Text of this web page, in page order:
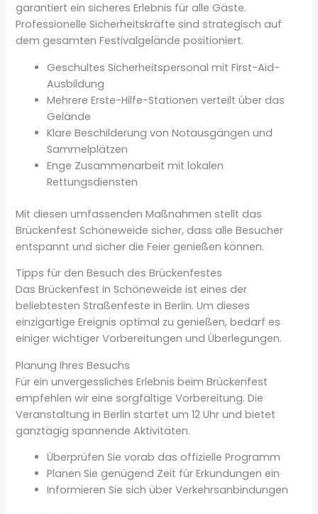
garantiert ein sicheres Erlebnis für alle Gäste.
Professionelle Sicherheitskräfte sind strategisch auf
dem gesamten Festivalgelände positioniert.
Geschultes Sicherheitspersonal mit First-Aid-
Ausbildung
Mehrere Erste-Hilfe-Stationen verteilt über das
Gelände
Klare Beschilderung von Notausgängen und
Sammelplätzen
Enge Zusammenarbeit mit lokalen
Rettungsdiensten
Mit diesen umfassenden Maßnahmen stellt das
Brückenfest Schöneweide sicher, dass alle Besucher
entspannt und sicher die Feier genießen können.
Tipps für den Besuch des Brückenfestes
Das Brückenfest in Schöneweide ist eines der
beliebtesten Straßenfeste in Berlin. Um dieses
einzigartige Ereignis optimal zu genießen, bedarf es
einiger wichtiger Vorbereitungen und Überlegungen.
Planung Ihres Besuchs
Für ein unvergessliches Erlebnis beim Brückenfest
empfehlen wir eine sorgfältige Vorbereitung. Die
Veranstaltung in Berlin startet um 12 Uhr und bietet
ganztägig spannende Aktivitäten.
Überprüfen Sie vorab das offizielle Programm
Planen Sie genügend Zeit für Erkundungen ein
Informieren Sie sich über Verkehrsanbindungen